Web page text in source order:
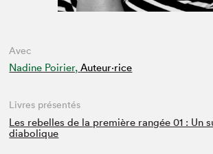
Avec
Nadine Poirier, Auteur·rice
Livres présentés
Les rebelles de la première rangée 01 : Un
diabolique